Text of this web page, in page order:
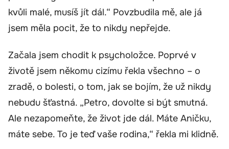
kvůli malé, musíš jít dál.“ Povzbudila mě, ale já
jsem měla pocit, že to nikdy nepřejde.
Začala jsem chodit k psycholožce. Poprvé v
životě jsem někomu cizímu řekla všechno – o
zradě, o bolesti, o tom, jak se bojím, že už nikdy
nebudu šťastná. „Petro, dovolte si být smutná.
Ale nezapomeňte, že život jde dál. Máte Aničku,
máte sebe. To je teď vaše rodina,“ řekla mi klidně.